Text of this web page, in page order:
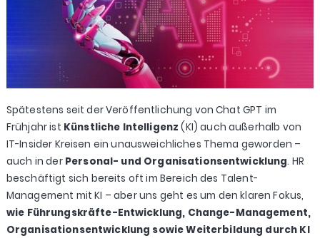
Spätestens seit der Veröffentlichung von Chat GPT im
Frühjahr ist Künstliche Intelligenz (KI) auch außerhalb von
IT-Insider Kreisen ein unausweichliches Thema geworden –
auch in der Personal- und Organisationsentwicklung. HR
beschäftigt sich bereits oft im Bereich des Talent-
Management mit KI – aber uns geht es um den klaren Fokus,
wie Führungskräfte-Entwicklung, Change-Management,
Organisationsentwicklung sowie Weiterbildung durch KI